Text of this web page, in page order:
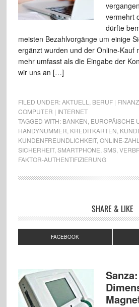
vermehrt
dürfte
meisten Bezahlvorgänge um einige
ergänzt wurden und der Online-Kauf
mehr umfasst als die Eingabe der
wir uns an […]
FILED UNDER:AKTUELL BERUF |
COMPUTER | INTERNET
TAGGED WITH: BANKEN EUROPÄISCHE
HANDYNUMMER KREDITKARTEN
KUNDENFREUNDLICHKEIT, ONLINE-
SICHERHEIT, SMARTPHONE SMS,
FAKTOR-AUTHENTIFIZIERUNG
SHARE & LIKE
FACEBOOK